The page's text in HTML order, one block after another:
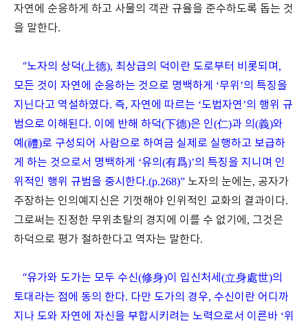
자연에 순응하게 하고 사물의 객관 규율을 준수하도록 돕는 것
을 말한다.
“노자의 상덕(上德), 최상급의 덕이란 도로부터 비롯되며 ,
모든 것이 자연에 순응하는 것으로 명백하게 ‘무위 ’의 특징을
지닌다고 역설하였다. 즉, 자연에 따르는 ‘도법자연’의 행위 규
범으로 이해된다. 이에 반해 하덕(下德)은 인(仁)과 의 (義)와
예 (禮)로 구성되어 사람으로 하여금 실제로 실행하고 보급하
게 하는 것으로서 명백하게 ‘유의 (有爲)’의 특징을 지니며 인
위적인 행위 규범을 중시한다.(p.268)” 노자의 눈에는, 공자가
주장하는 인의예지신은 기껏해야 인위적인 교화의 결과이다.
그로써는 진정한 무위초탈의 경지에 이를 수 없기에 , 그것은
하덕으로 평가 절하한다고 역자는 말한다.
“유가와 도가는 모두 수신(修身)이 입신처세(立身處世)의
토대라는 점에 동의 한다. 다만 도가의 경우, 수신이란 어디까
지나 도와 자연에 자신을 부합시키려는 노력으로서 이른바 ‘위